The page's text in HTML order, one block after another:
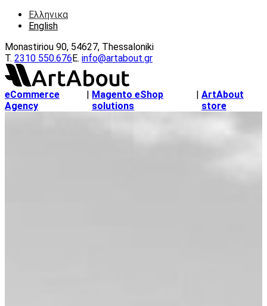
Ελληνικα
English
Monastiriou 90, 54627, Thessaloniki
Τ. 2310 550.676E. info@artabout.gr
eCommerce
Agency
| Magento eShop
solutions
| ArtAbout
store